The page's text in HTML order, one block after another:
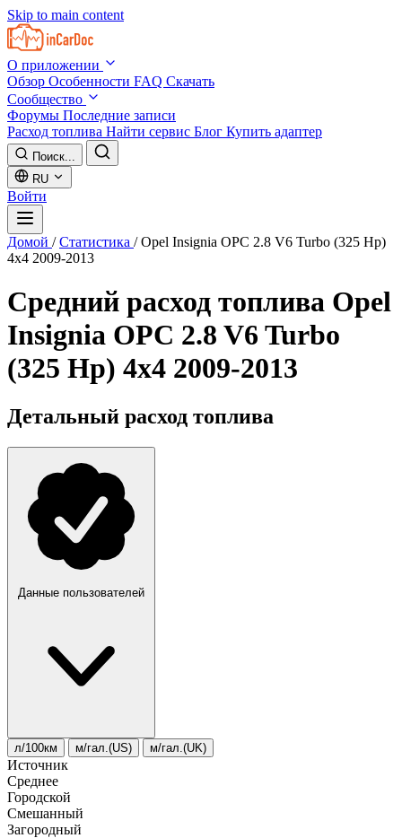
Skip to main content
О приложении
Обзор Особенности FAQ Скачать
Сообщество
Форумы Последние записи
Расход топлива Найти сервис Блог Купить адаптер
Поиск...
RU
Войти
Домой / Статистика / Opel Insignia OPC 2.8 V6 Turbo (325 Hp)
4x4 2009-2013
Средний расход топлива Opel
Insignia OPC 2.8 V6 Turbo
(325 Hp) 4x4 2009-2013
Детальный расход топлива
Данные пользователей
л/100км м/гал.(US) м/гал.(UK)
Источник
Среднее
Городской
Смешанный
Загородный